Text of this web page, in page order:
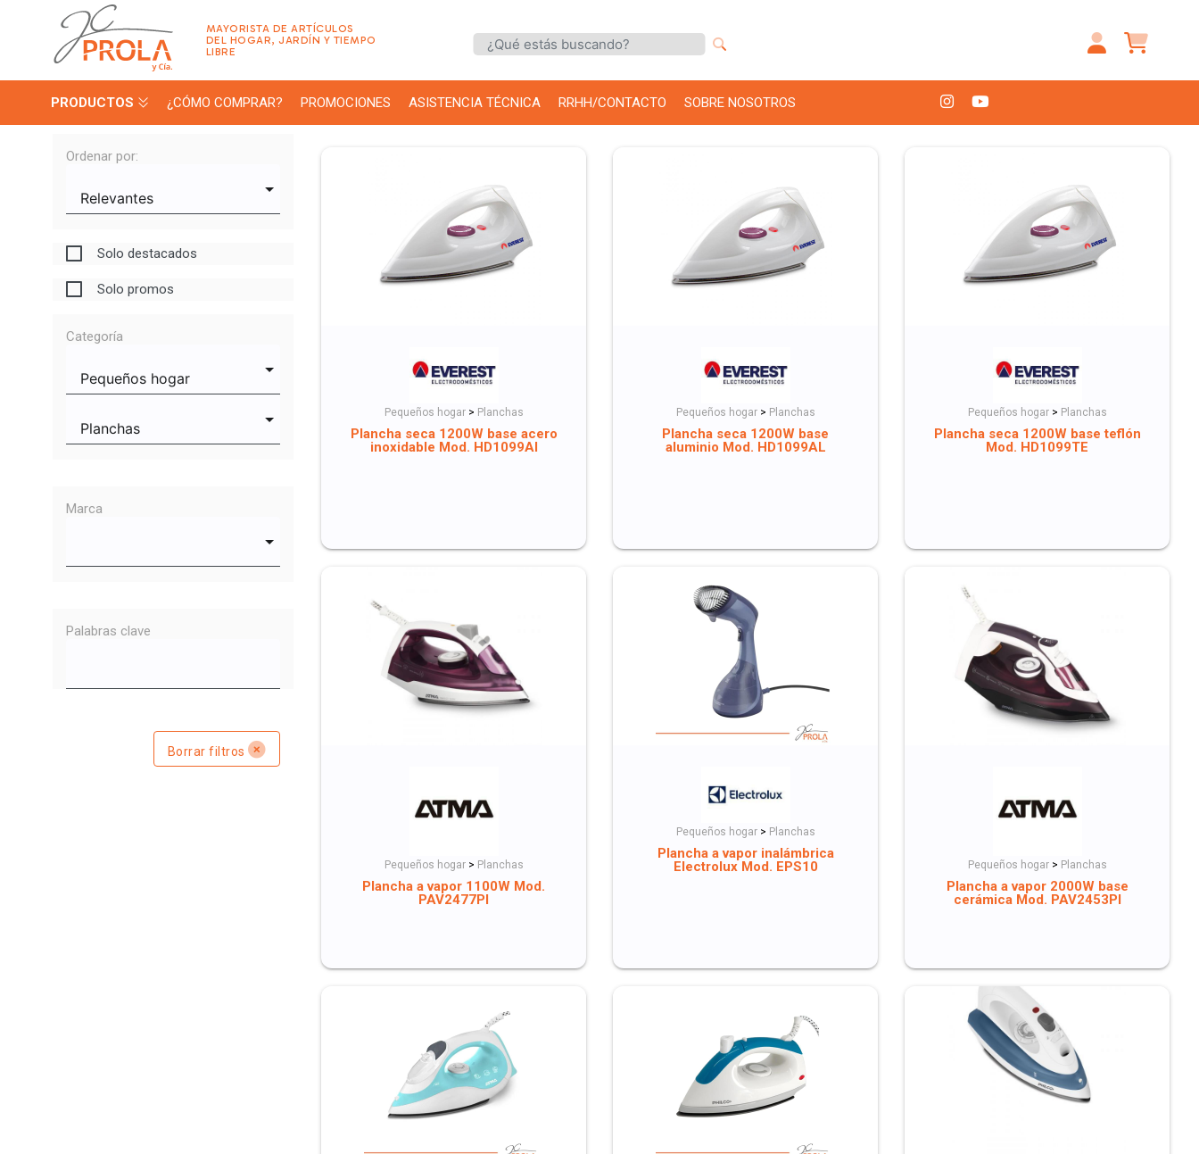
MAYORISTA DE ARTÍCULOS
DEL HOGAR, JARDÍN Y TIEMPO
LIBRE
PRODUCTOS ¿CÓMO COMPRAR? PROMOCIONES ASISTENCIA TÉCNICA RRHH/CONTACTO SOBRE NOSOTROS
Ordenar por:
Solo destacados
Solo promos
Categoría
Marca
Palabras clave
Borrar filtros
Pequeños hogar > Planchas
Plancha seca 1200W base acero
inoxidable Mod. HD1099AI
Pequeños hogar > Planchas
Plancha seca 1200W base
aluminio Mod. HD1099AL
Pequeños hogar > Planchas
Plancha seca 1200W base teflón
Mod. HD1099TE
Pequeños hogar > Planchas
Plancha a vapor 1100W Mod.
PAV2477PI
Pequeños hogar > Planchas
Plancha a vapor inalámbrica
Electrolux Mod. EPS10
Pequeños hogar > Planchas
Plancha a vapor 2000W base
cerámica Mod. PAV2453PI